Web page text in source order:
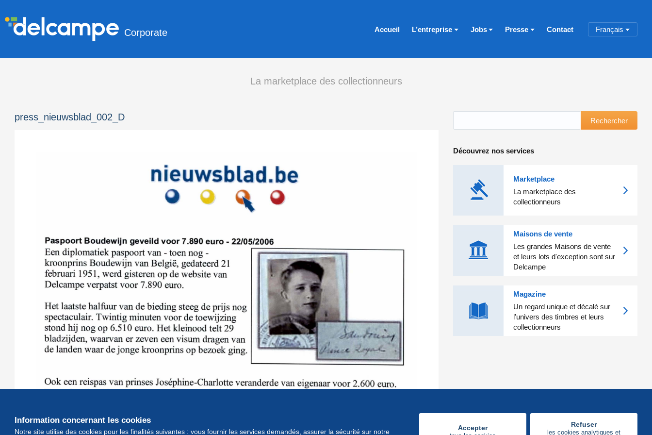
Corporate Accueil L’entreprise Jobs Presse Contact Français
La marketplace des collectionneurs
press_nieuwsblad_002_D Rechercher
Découvrez nos services
Marketplace
La marketplace des
collectionneurs
Maisons de vente
Les grandes Maisons de vente
et leurs lots d'exception sont sur
Delcampe
Magazine
Un regard unique et décalé sur
l'univers des timbres et leurs
collectionneurs
Information concernant les cookies
Notre site utilise des cookies pour les finalités suivantes : vous fournir les services demandés, assurer la sécurité sur notre Accepter Refuser
les cookies analytiques et